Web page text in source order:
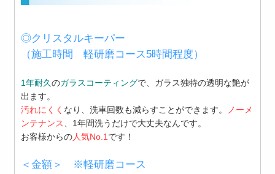
◎クリスタルキーパー
（施工時間 軽研磨コース5時間程度）
1年耐久のガラスコーティングで、ガラス独特の透明な艶が
出ます。
汚れにくく なり、洗車回数も減らすことができます。
ノーメ
ンテナンス、1年間洗うだけで大丈夫なんです。
お客様からの人気No.1です！
＜金額＞ ※軽研磨コース